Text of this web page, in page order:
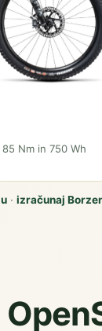
Nm in 750 Wh
· izračunaj